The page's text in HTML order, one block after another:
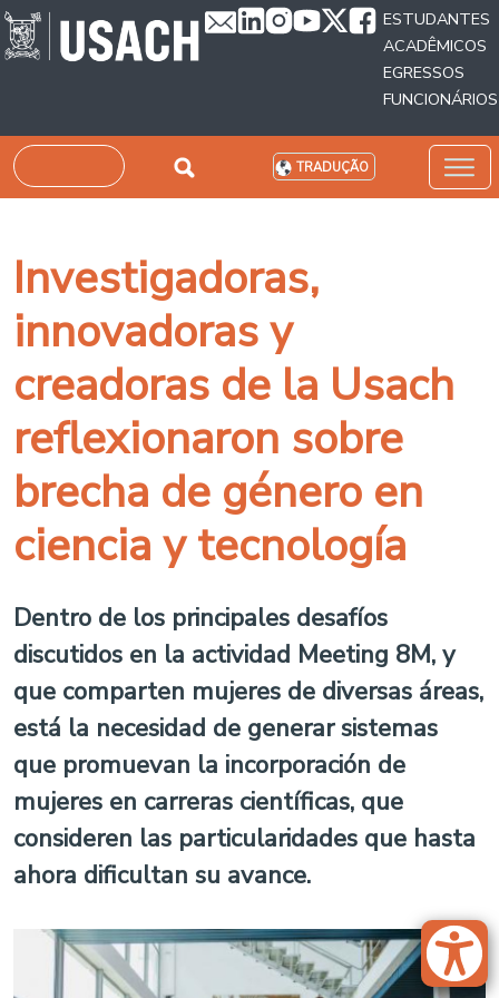
Passar para o conteúdo principal
ESTUDANTES
ACADÊMICOS
EGRESSOS
FUNCIONÁRIOS
Pesquisar TRADUÇÃO
Investigadoras,
innovadoras y
creadoras de la Usach
reflexionaron sobre
brecha de género en
ciencia y tecnología
Dentro de los principales desafíos
discutidos en la actividad Meeting 8M, y
que comparten mujeres de diversas áreas,
está la necesidad de generar sistemas
que promuevan la incorporación de
mujeres en carreras científicas, que
consideren las particularidades que hasta
ahora dificultan su avance.